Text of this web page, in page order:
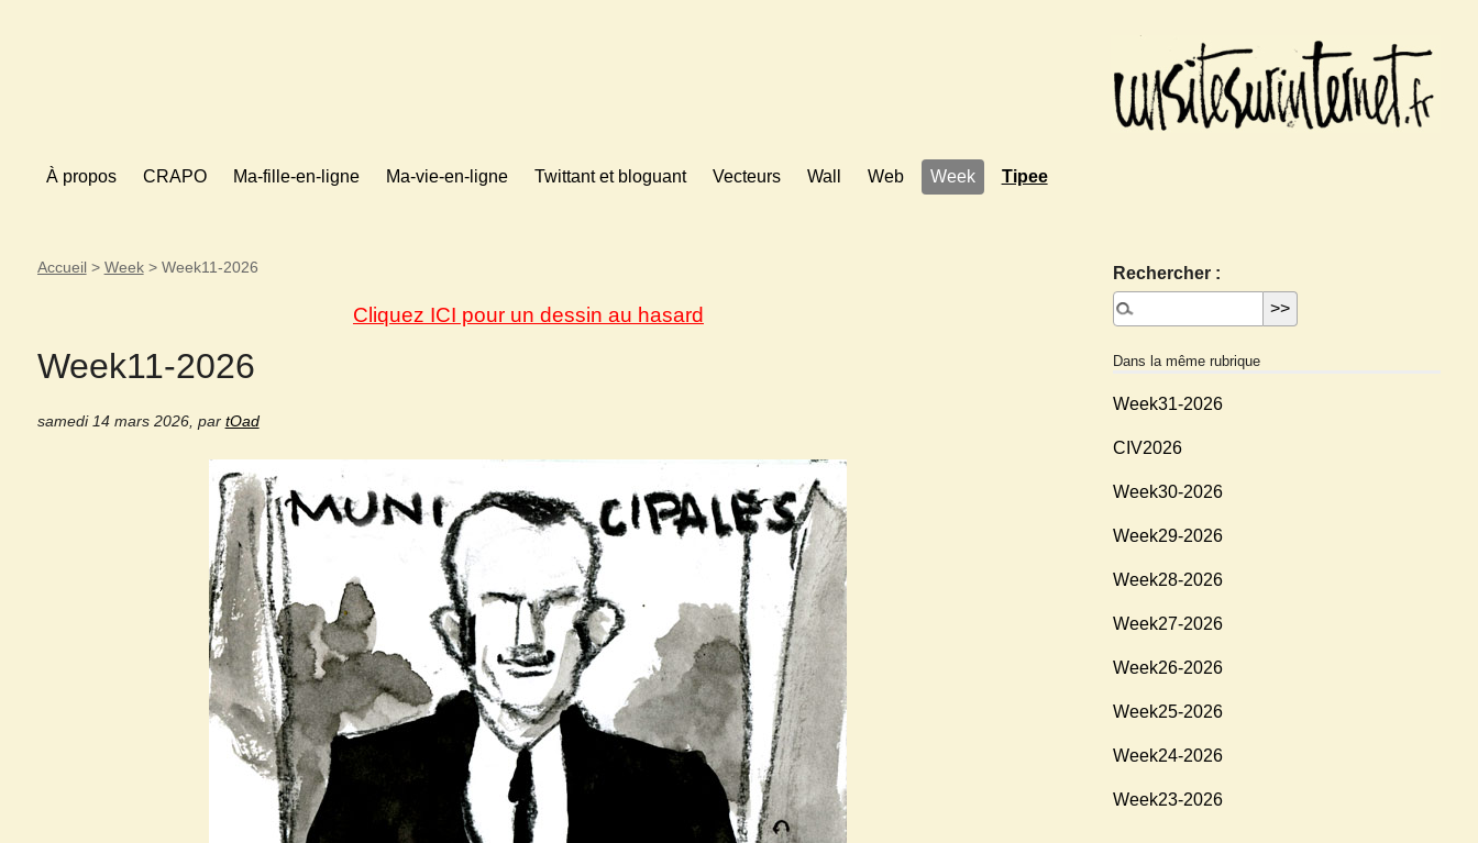
À propos CRAPO Ma-fille-en-ligne Ma-vie-en-ligne Twittant et bloguant Vecteurs Wall Web Week Tipee
Accueil> Week> Week11-2026
Cliquez ICI pour un dessin au hasard
Week11-2026
samedi 14 mars 2026, par tOad
Rechercher :
Dans la même rubrique
Week31-2026
CIV2026
Week30-2026
Week29-2026
Week28-2026
Week27-2026
Week26-2026
Week25-2026
Week24-2026
Week23-2026